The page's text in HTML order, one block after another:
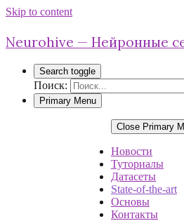
Skip to content
Neurohive — Нейронные
Search toggle
Поиск:
Primary Menu
Close Primary
Новости
Туториалы
Датасеты
State-of-the-art
Основы
Контакты